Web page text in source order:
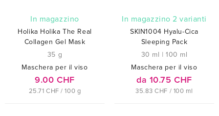
In magazzino
Holika Holika The Real
Collagen Gel Mask
35 g
Maschera per il viso
9.00 CHF
25.71 CHF / 100 g
In magazzino 2 varianti
SKIN1004 Hyalu-Cica
Sleeping Pack
30 ml |100 ml
Maschera per il viso
da 10.75 CHF
35.83 CHF / 100 ml